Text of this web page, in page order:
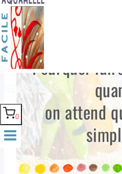
PREMIERS PAS
0
Pourquoi
on attend